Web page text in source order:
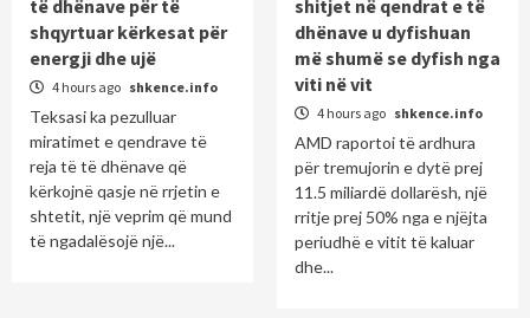
të dhënave për të
shqyrtuar kërkesat për
energji dhe ujë
4 hours ago shkence.info
Teksasi ka pezulluar
miratimet e qendrave të
reja të të dhënave që
kërkojnë qasje në rrjetin e
shtetit, një veprim që mund
të ngadalësojë një...
shitjet në qendrat e të
dhënave u dyfishuan
më shumë se dyfish nga
viti në vit
4 hours ago shkence.info
AMD raportoi të ardhura
për tremujorin e dytë prej
11.5 miliardë dollarësh, një
rritje prej 50% nga e njëjta
periudhë e vitit të kaluar
dhe...